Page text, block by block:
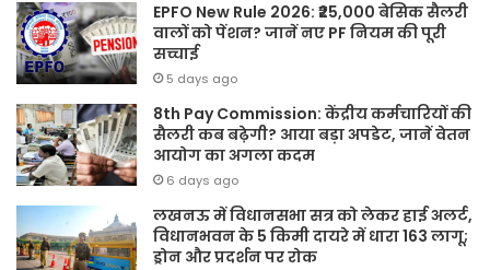
EPFO New Rule 2026: ₹25,000 बेसिक सैलरी
वालों को पेंशन? जानें नए PF नियम की पूरी
सच्चाई
5 days ago
8th Pay Commission: केंद्रीय कर्मचारियों की
सैलरी कब बढ़ेगी? आया बड़ा अपडेट, जानें वेतन
आयोग का अगला कदम
6 days ago
लखनऊ में विधानसभा सत्र को लेकर हाई अलर्ट,
विधानभवन के 5 किमी दायरे में धारा 163 लागू;
ड्रोन और प्रदर्शन पर रोक